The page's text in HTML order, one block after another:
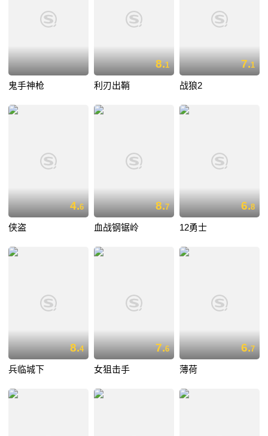
鬼手神枪
8.1
利刃出鞘
7.1
战狼2
4.6
侠盗
8.7
血战钢锯岭
6.8
12勇士
8.4
兵临城下
7.6
女狙击手
6.7
薄荷